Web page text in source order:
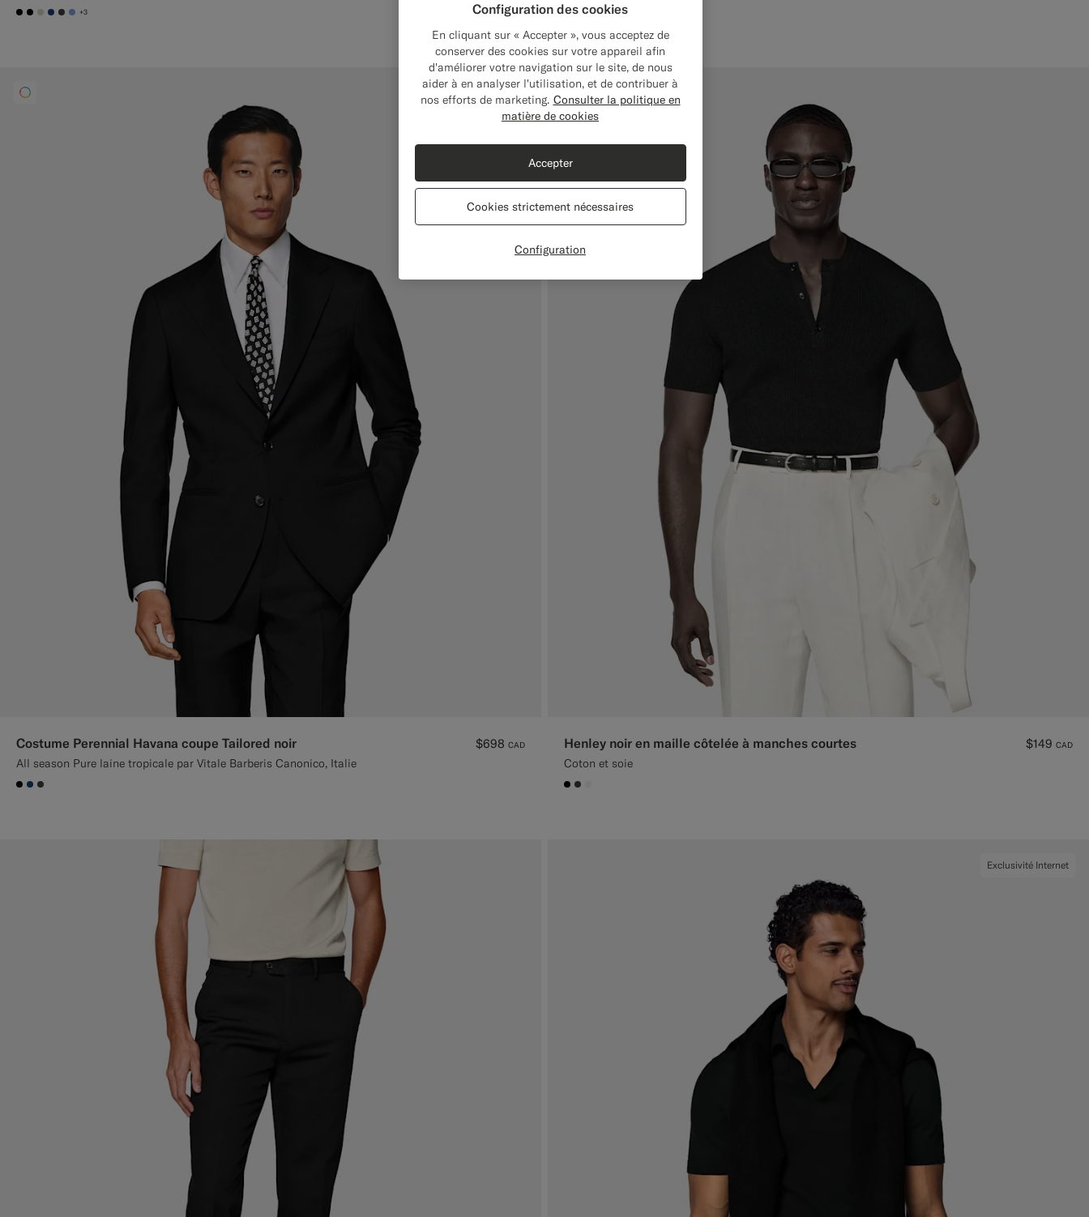
#000000
#000000
#D7D1C3
#1C3D7A
#3d4043
#82A1DC
+3
Mix & Match
Costume Perennial Havana coupe Tailored noir
All season Pure laine tropicale par Vitale Barberis Canonico, Italie
$698 CAD
#000000
#1C3D7A
#3d4043
Henley noir en maille côtelée à manches courtes
Coton et soie
$149 CAD
#000000
#3d4043
Exclusivité Internet
Configuration des cookies
En cliquant sur « Accepter », vous acceptez de
conserver des cookies sur votre appareil afin
d'améliorer votre navigation sur le site, de nous
aider à en analyser l'utilisation, et de contribuer à
nos efforts de marketing. Consulter la politique en
matière de cookies
Configuration
Cookies strictement nécessaires
Accepter